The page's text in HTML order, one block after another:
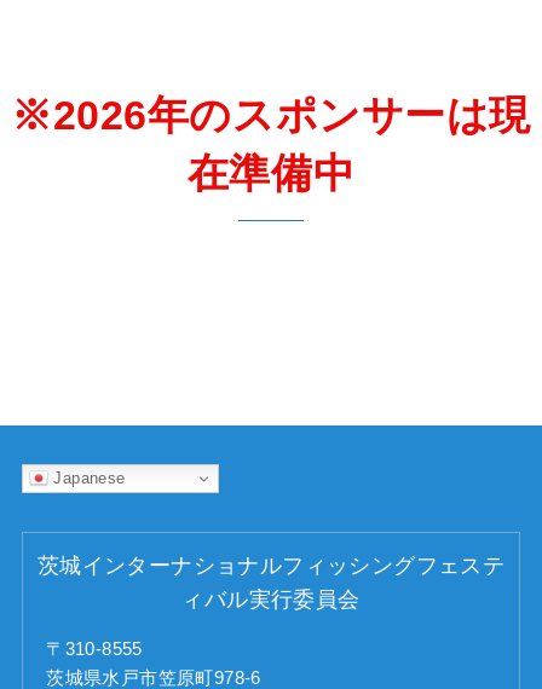
※2026年のスポンサーは現
在準備中
Japanese
茨城インターナショナルフィッシングフェステ
ィバル実行委員会
〒310-8555
茨城県水戸市笠原町978-6